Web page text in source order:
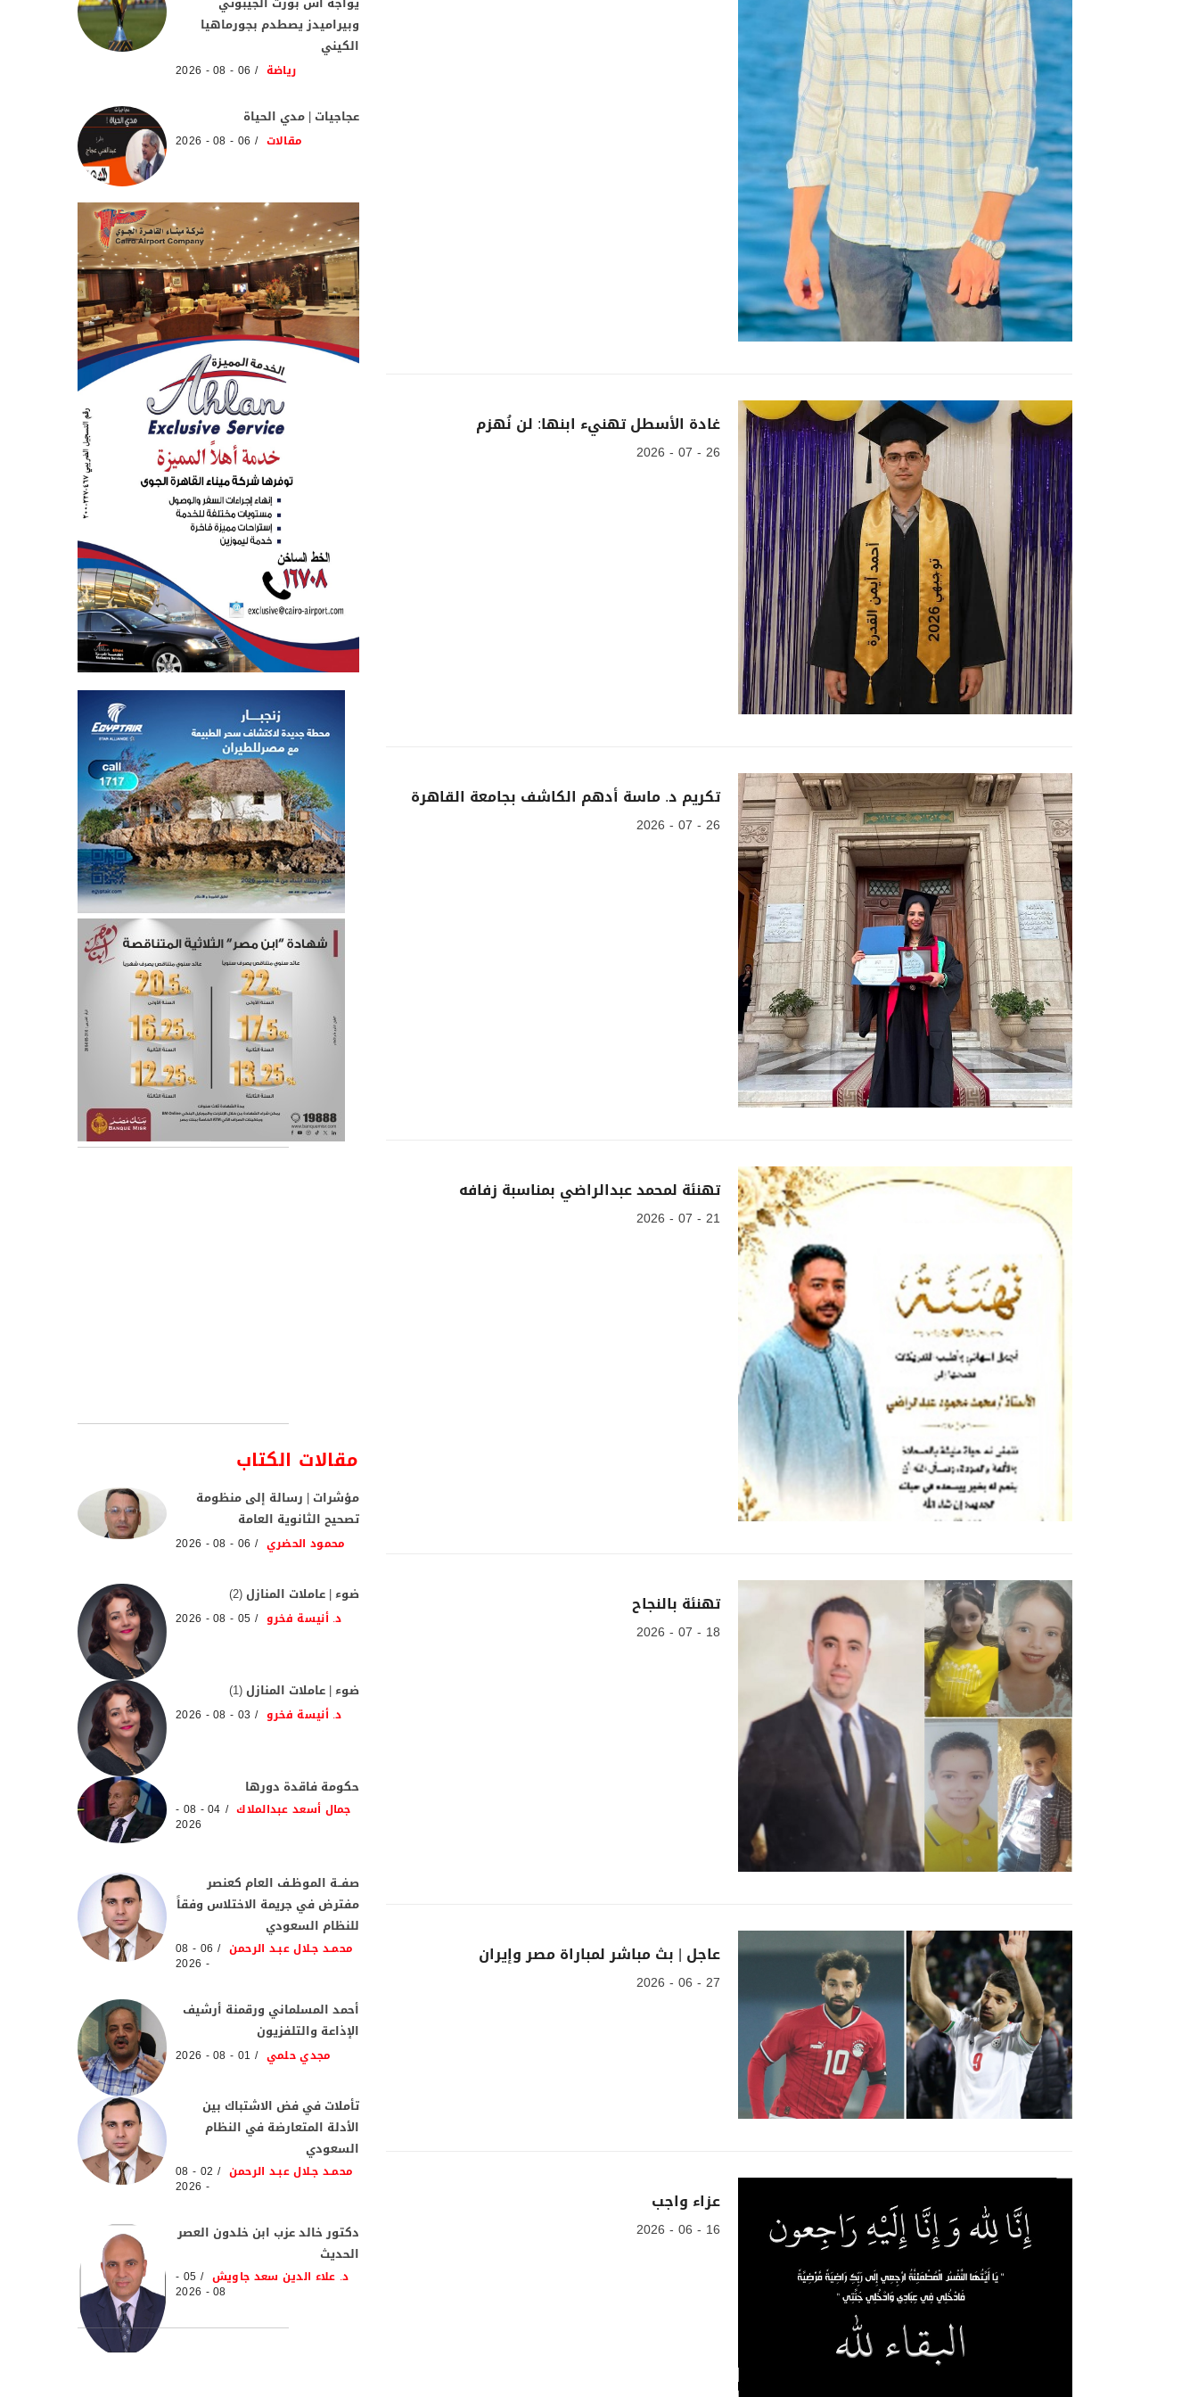
غادة الأسطل تهنيء ابنها: لن نُهزم
26 - 07 - 2026
تكريم د. ماسة أدهم الكاشف بجامعة القاهرة
26 - 07 - 2026
تهنئة لمحمد عبدالراضي بمناسبة زفافه
21 - 07 - 2026
تهنئة بالنجاح
18 - 07 - 2026
عاجل | بث مباشر لمباراة مصر وإيران
27 - 06 - 2026
عزاء واجب
16 - 06 - 2026
وبيراميدز يصطدم بجورماهيا
الكيني
رياضة 06 - 08 - 2026
عجاجيات | مدي الحياة
مقالات 06 - 08 - 2026
مقالات الكتاب
مؤشرات | رسالة إلى منظومة
تصحيح الثانوية العامة
محمود الحضري 06 - 08 - 2026
ضوء | عاملات المنازل (2)
د. أنيسة فخرو 05 - 08 - 2026
ضوء | عاملات المنازل (1)
د. أنيسة فخرو 03 - 08 - 2026
حكومة فاقدة دورها
جمال أسعد عبدالملاك 04 - 08 -
2026
صفــة الموظـف العام كعنصر
مفترض في جريمة الاختلاس وفقاً
للنظام السعودي
محمـد جـلال عبـد الرحمن 06 - 08
- 2026
أحمد المسلماني ورقمنة أرشيف
الإذاعة والتلفزيون
مجدي حلمي 01 - 08 - 2026
تأملات في فض الاشتباك بين
الأدلة المتعارضة في النظام
السعودي
محمـد جـلال عبـد الرحمن 02 - 08
- 2026
دكتور خالد عزب ابن خلدون العصر
الحديث
د. علاء الدين سعد جاويش 05 -
08 - 2026